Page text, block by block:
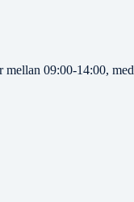
mellan 09:00-14:00, med